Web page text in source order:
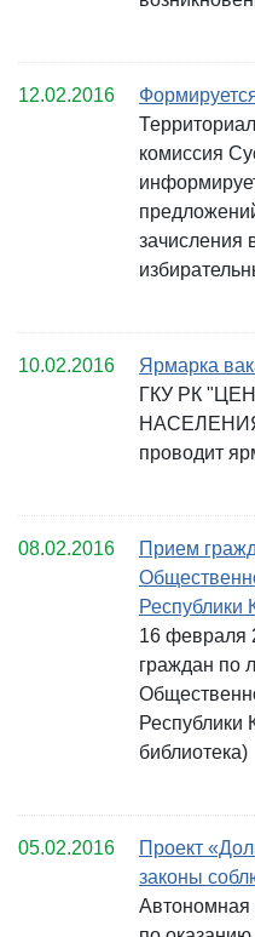
12.02.2016
комиссия
зачисления
10.02.2016
Ярмарка
ГКУ РК
проводит
08.02.2016
Прием
Республики
16 февраля
граждан по
Республики
библиотека)
05.02.2016
Проект
законы
Автономная